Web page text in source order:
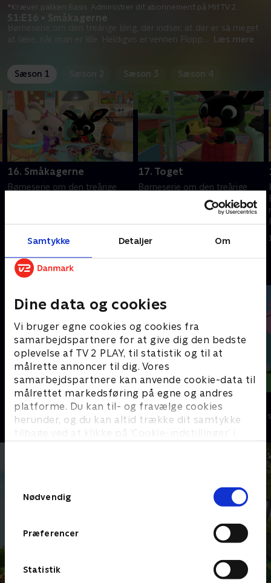
Samtykke Detaljer Om
Dine data og cookies
Vi bruger egne cookies og cookies fra
samarbejdspartnere for at give dig den bedste
oplevelse af TV 2 PLAY, til statistik og til at
målrette annoncer til dig. Vores
samarbejdspartnere kan anvende cookie-data til
målrettet markedsføring på egne og andres
platforme. Du kan til- og fravælge cookies
herunder, og du kan altid trække dit samtykke
tilbage ved at klikke på ’Cookie-indstillinger’ i
Nødvendig
Præferencer
Statistik
S1:E16 • Småkagerne
Børneserie om den treårige Bing, der indser, at der er så meget
at lære, når man er lille. Heldigvis er vennen Flopp
Læs mere
*Kræver pakken Basis. Administrer dit abonnement på Mit TV 2.
Sæson 1 Sæson 3 Sæson 4
16. Småkagerne
Børneserie om den treårige
1. maj 2023 • 7 min
17. Toget
Børneserie om den treårige
Bing, der indser, at der er så
meget at lære, når man er lille.
1. maj 2023 • 7 min
Andre så også
Geckos Garage
Børneserier • 2 sæsoner
Gurli Gris
Børneserier • 4